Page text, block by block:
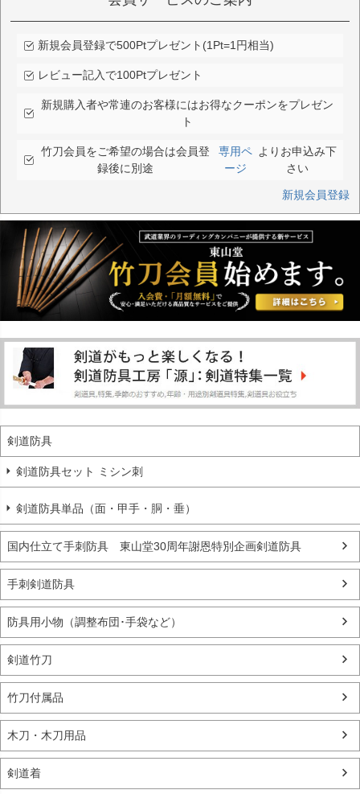
新規会員登録で500Ptプレゼント(1Pt=1円相当)
レビュー記入で100Ptプレゼント
新規購入者や常連のお客様にはお得なクーポンをプレゼン
ト
竹刀会員をご希望の場合は会員登
録後に別途
専用ペ
ージ
よりお申込み下
さい
新規会員登録
剣道防具
剣道防具セット ミシン刺
剣道防具単品（面・甲手・胴・垂）
国内仕立て手刺防具 東山堂30周年謝恩特別企画剣道防具
手刺剣道防具
防具用小物（調整布団･手袋など）
剣道竹刀
竹刀付属品
木刀・木刀用品
剣道着